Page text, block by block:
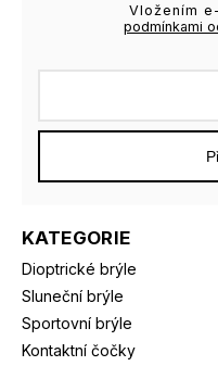
KATEGORIE
Dioptrické brýle
Sluneční brýle
Sportovní brýle
Kontaktní čočky
Vložením
podmínkami